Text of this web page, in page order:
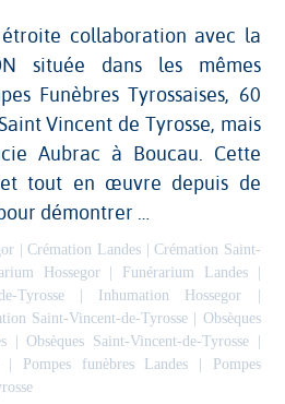
collaboration avec la
située dans les mêmes
Funèbres Tyrossaises, 60
Vincent de Tyrosse, mais
Aubrac à Boucau. Cette
tout en œuvre depuis de
démontrer …
|Crémation Landes|Crémation Saint-
Hossegor| Funérarium Landes|
Tyrosse| Inhumation Hossegor
Saint-Vincent-de-Tyrosse
Obsèques
|Obsèques Saint-Vincent-de-Tyrosse
Pompes funèbres Landes
Pompes